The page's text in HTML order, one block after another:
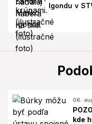
Igondu v
06.
kde